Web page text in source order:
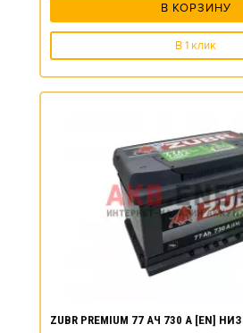
В КОРЗИНУ
В 1 клик
ZUBR PREMIUM 77 АЧ 730 А [EN]